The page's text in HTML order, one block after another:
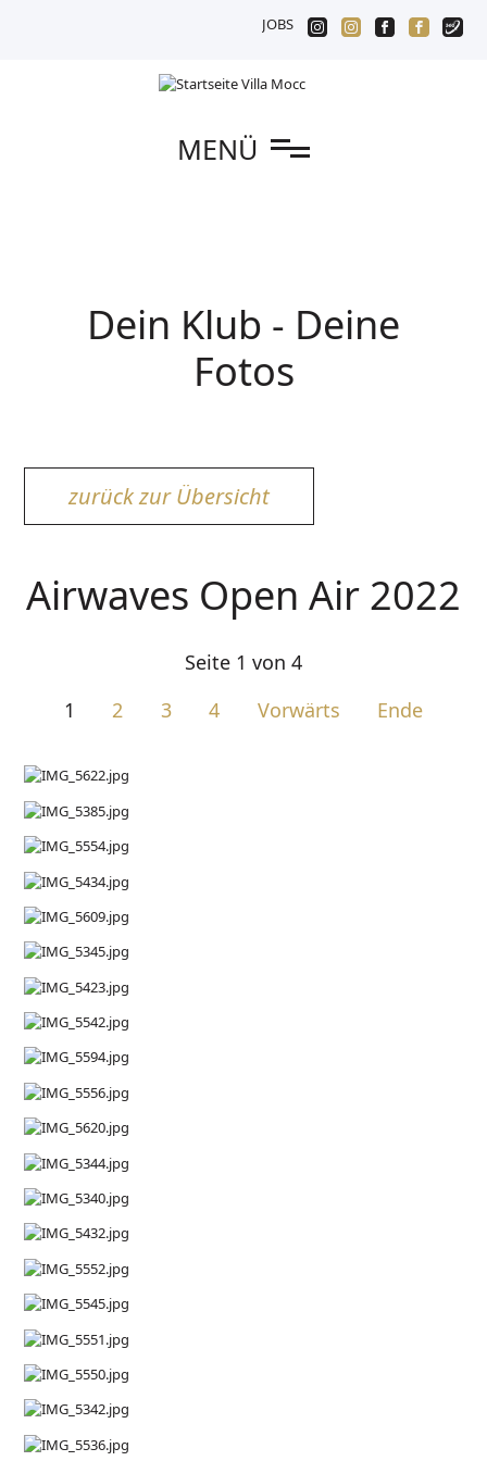
JOBS
MENÜ
Dein Klub - Deine
Fotos
zurück zur Übersicht
Airwaves Open Air 2022
Seite 1 von 4
1
2 3 4 Vorwärts Ende